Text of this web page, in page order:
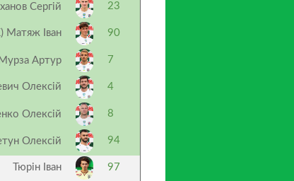
Сергій 23
Матяж Іван 90
Мурза Артур 7
Олексій 4
Олексій 8
Олексій 94
Тюрін Іван 97